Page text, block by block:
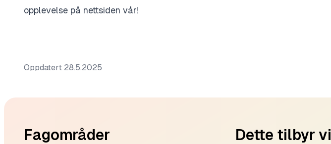
opplevelse på nettsiden vår!
Oppdatert 28.5.2025
Footer
Fagområder Dette tilbyr vi